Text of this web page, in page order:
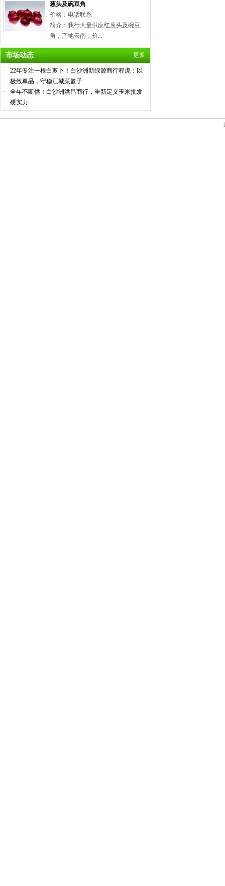
葱头及碗豆角
价格：电话联系
简介：我行大量供应红葱头及碗豆
角，产地云南，价...
市场动态 更多
·
22年专注一根白萝卜！白沙洲新绿源商行程虎：以
极致单品，守稳江城菜篮子
·
全年不断供！白沙洲洪昌商行，重新定义玉米批发
硬实力